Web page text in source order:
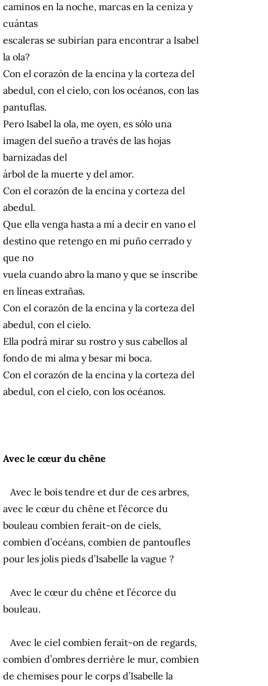
caminos en la noche, marcas en la ceniza y
cuántas
escaleras se subirían para encontrar a Isabel
la ola?
Con el corazón de la encina y la corteza del
abedul, con el cielo, con los océanos, con las
pantuflas.
Pero Isabel la ola, me oyen, es sólo una
imagen del sueño a través de las hojas
barnizadas del
árbol de la muerte y del amor.
Con el corazón de la encina y corteza del
abedul.
Que ella venga hasta a mí a decir en vano el
destino que retengo en mi puño cerrado y
que no
vuela cuando abro la mano y que se inscribe
en líneas extrañas.
Con el corazón de la encina y la corteza del
abedul, con el cielo.
Ella podrá mirar su rostro y sus cabellos al
fondo de mi alma y besar mi boca.
Con el corazón de la encina y la corteza del
abedul, con el cielo, con los océanos.
Avec le cœur du chêne
Avec le bois tendre et dur de ces arbres,
avec le cœur du chêne et l’écorce du
bouleau combien ferait-on de ciels,
combien d’océans, combien de pantoufles
pour les jolis pieds d’Isabelle la vague ?
Avec le cœur du chêne et l’écorce du
bouleau.
Avec le ciel combien ferait-on de regards,
combien d’ombres derrière le mur, combien
de chemises pour le corps d’Isabelle la